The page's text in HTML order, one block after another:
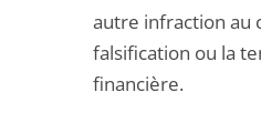
autre infraction au
falsification ou la
financière.